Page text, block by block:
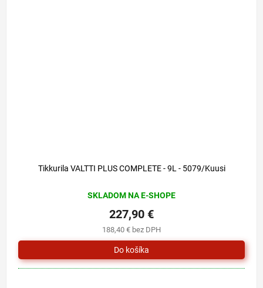
Tikkurila VALTTI PLUS COMPLETE - 9L - 5079/Kuusi
SKLADOM NA E-SHOPE
188,40 € bez DPH
227,90 €